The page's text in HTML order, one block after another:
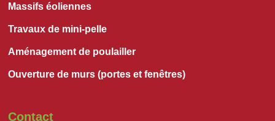
Massifs éoliennes
Travaux de mini-pelle
Aménagement de poulailler
Ouverture de murs (portes et fenêtres)
Contact